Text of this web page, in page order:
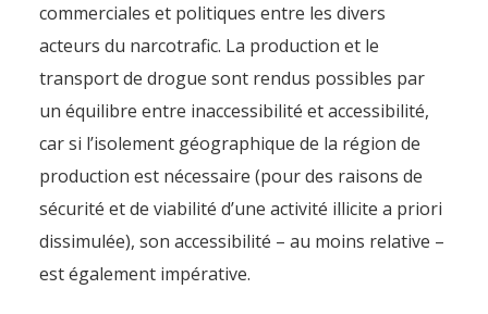
commerciales et politiques entre les divers
acteurs du narcotrafic. La production et le
transport de drogue sont rendus possibles par
un équilibre entre inaccessibilité et accessibilité,
car si l’isolement géographique de la région de
production est nécessaire (pour des raisons de
sécurité et de viabilité d’une activité illicite a priori
dissimulée), son accessibilité – au moins relative –
est également impérative.